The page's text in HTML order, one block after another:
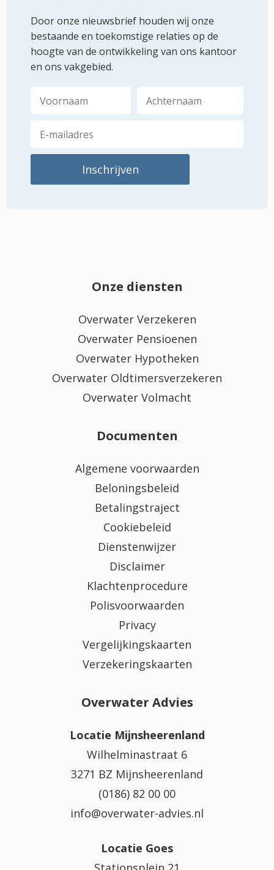
Door onze nieuwsbrief houden wij onze
bestaande en toekomstige relaties op de
hoogte van de ontwikkeling van ons kantoor
en ons vakgebied.
Onze diensten
Overwater Verzekeren
Overwater Pensioenen
Overwater Hypotheken
Overwater Oldtimersverzekeren
Overwater Volmacht
Documenten
Algemene voorwaarden
Beloningsbeleid
Betalingstraject
Cookiebeleid
Dienstenwijzer
Disclaimer
Klachtenprocedure
Polisvoorwaarden
Privacy
Vergelijkingskaarten
Verzekeringskaarten
Overwater Advies
Locatie Mijnsheerenland
Wilhelminastraat 6
3271 BZ Mijnsheerenland
(0186) 82 00 00
info@overwater-advies.nl
Locatie Goes